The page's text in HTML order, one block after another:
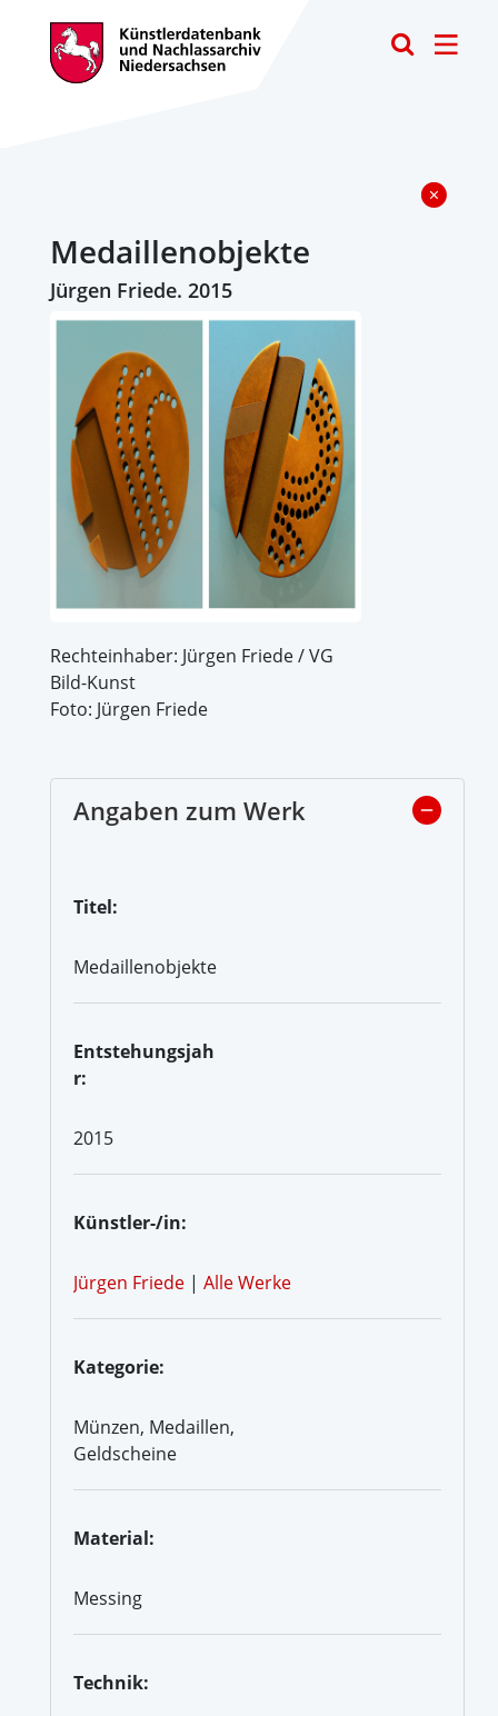
Medaillenobjekte
Jürgen Friede. 2015
Rechteinhaber: Jürgen Friede / VG
Bild-Kunst
Foto: Jürgen Friede
Angaben zum Werk
Titel:
Medaillenobjekte
Entstehungsjah
r:
2015
Künstler-/in:
Jürgen Friede | Alle Werke
Kategorie:
Münzen, Medaillen,
Geldscheine
Material:
Messing
Technik: